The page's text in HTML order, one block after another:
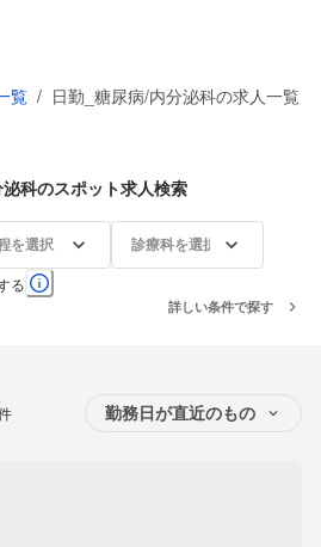
覧 / 日勤_糖尿病/内分泌科の求人一覧
科のスポット求人検索
を選択 診療科を選択
る
詳しい条件で探す
勤務日が直近のもの